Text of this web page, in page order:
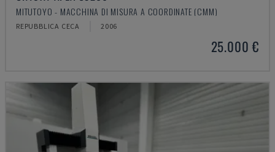
MITUTOYO - MACCHINA DI MISURA A COORDINATE (CMM)
REPUBBLICA CECA 2006
25.000 €